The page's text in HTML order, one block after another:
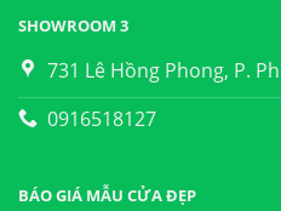
SHOWROOM 3
731 Lê Hồng Phong, P.
0916518127
BÁO GIÁ MẪU CỬA ĐẸP